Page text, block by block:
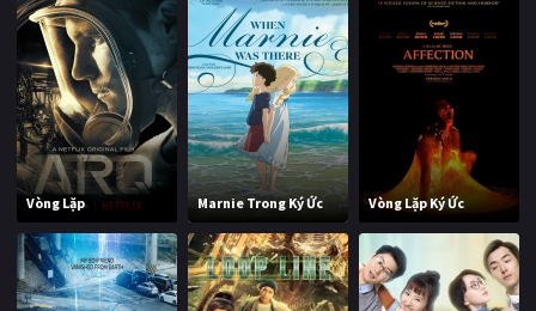
Vòng Lặp Marnie Trong Ký Ức Vòng Lặp Ký Ức